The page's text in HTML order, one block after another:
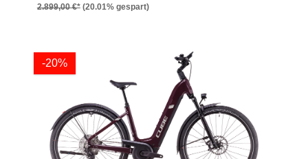
2.899,00 €* (20.01% gespart)
-20%